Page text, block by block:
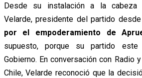
Desde su instalación a la cabeza
Velarde, presidente del partido
por el empoderamiento de
supuesto, porque su partido
Gobierno. En conversación con Radio
Chile, Velarde reconoció que la